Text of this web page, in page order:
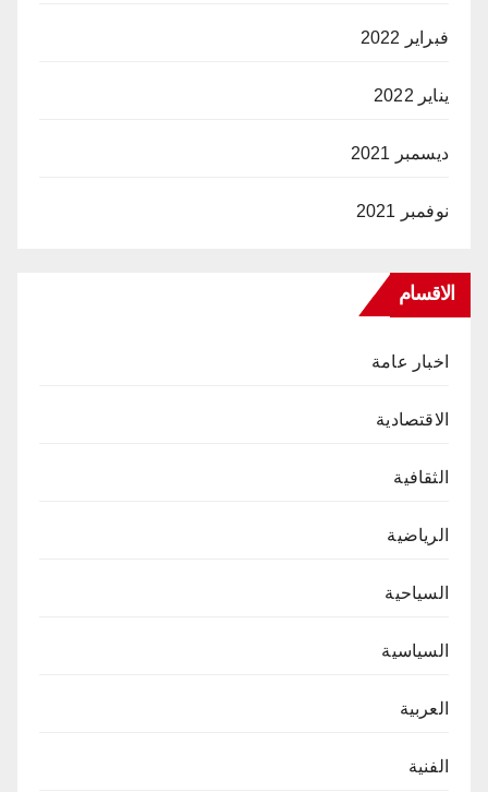
فبراير 2022
يناير 2022
ديسمبر 2021
نوفمبر 2021
الاقسام
اخبار عامة
الاقتصادية
الثقافية
الرياضية
السياحية
السياسية
العربية
الفنية